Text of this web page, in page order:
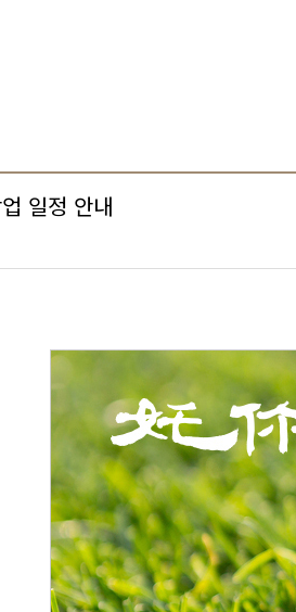
일정 안내